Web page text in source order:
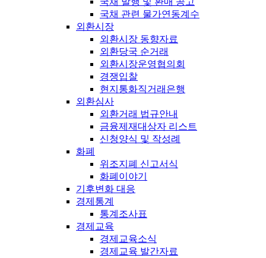
국채 관련 물가연동계수
외환시장
외환시장 동향자료
외환당국 순거래
외환시장운영협의회
경쟁입찰
현지통화직거래은행
외환심사
외환거래 법규안내
금융제재대상자 리스트
신청양식 및 작성례
화폐
위조지폐 신고서식
화폐이야기
기후변화 대응
경제통계
통계조사표
경제교육
경제교육소식
경제교육 발간자료